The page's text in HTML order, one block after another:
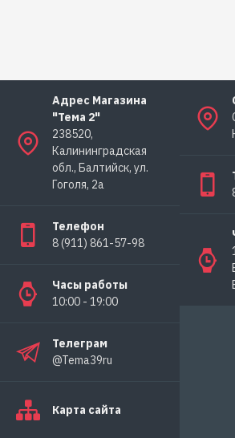
Адрес Магазина
"Тема 2"
238520,
Калининградская
обл., Балтийск, ул.
Гоголя, 2а
Телефон
8 (911) 861-57-98
Часы работы
10:00 - 19:00
Телеграм
@Tema39ru
Карта сайта